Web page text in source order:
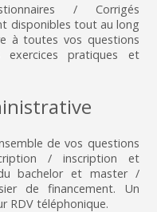
/ Corrigés
disponibles tout au long
à toutes vos questions
pratiques et
de vos questions
/ inscription et
bachelor et master /
de financement. Un
RDV téléphonique.